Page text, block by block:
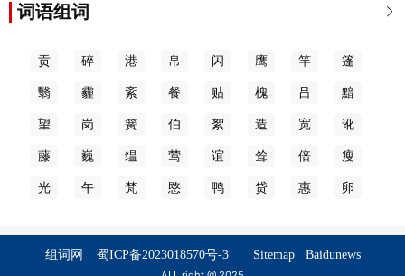

词语组词
贡 碎 港 帛 闪 鹰 竿 篷
翳 霾 紊 餐 贴 槐 吕 黯
望 岗 簧 伯 絮 造 宽 讹
藤 巍 缊 莺 谊 耸 倍 瘦
光 午 梵 愍 鸭 贷 惠 卵
组词网 蜀ICP备2023018570号-3 Sitemap Baidunews